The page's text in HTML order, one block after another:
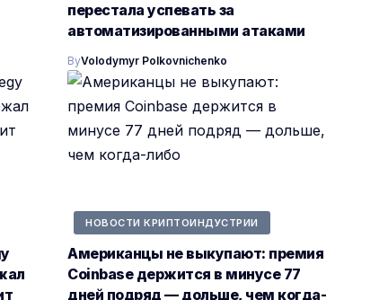
перестала успевать за
автоматизированными атаками
ByVolodymyr Polkovnichenko
НОВОСТИ КРИПТОИНДУСТРИИ
Американцы не выкупают: премия
Coinbase держится в минусе 77
дней подряд — дольше, чем когда-